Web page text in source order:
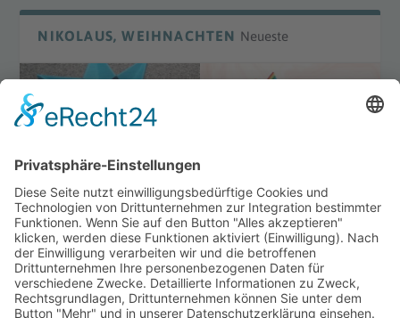
NIKOLAUS, WEIHNACHTEN Neueste
DIY Laterne „Waldorf“
DIY Bügelperlenmotive
Winter
mehr Ideen zum Thema Weihnachten